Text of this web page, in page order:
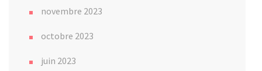
novembre 2023
octobre 2023
juin 2023